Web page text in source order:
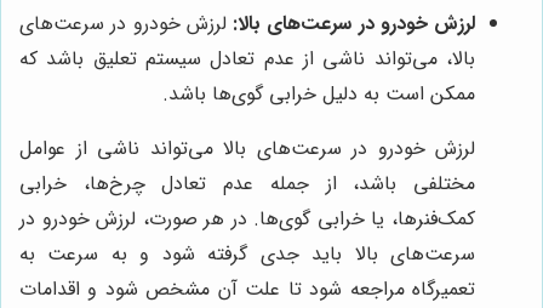
لرزش خودرو در سرعت‌های بالا: لرزش خودرو در سرعت‌های
بالا، می‌تواند ناشی از عدم تعادل سیستم تعلیق باشد که
ممکن است به دلیل خرابی گوی‌ها باشد.
لرزش خودرو در سرعت‌های بالا می‌تواند ناشی از عوامل
مختلفی باشد، از جمله عدم تعادل چرخ‌ها، خرابی
کمک‌فنرها، یا خرابی گوی‌ها. در هر صورت، لرزش خودرو در
سرعت‌های بالا باید جدی گرفته شود و به سرعت به
تعمیرگاه مراجعه شود تا علت آن مشخص شود و اقدامات